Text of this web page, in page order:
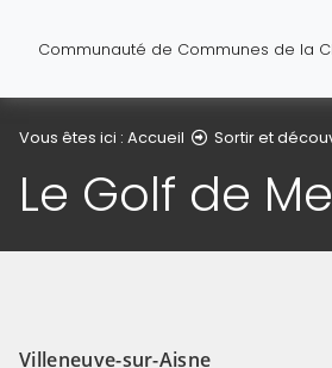
Communauté de Communes de la
Vous êtes ici : Accueil Sortir et
Le Golf de
Villeneuve-sur-Aisne